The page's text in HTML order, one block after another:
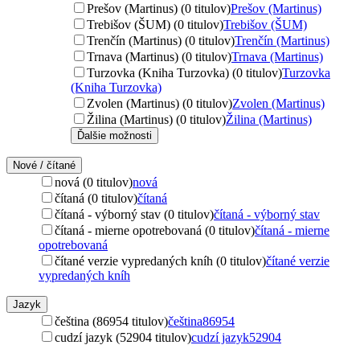
Prešov (Martinus) (0 titulov)Prešov (Martinus)
Trebišov (ŠUM) (0 titulov)Trebišov (ŠUM)
Trenčín (Martinus) (0 titulov)Trenčín (Martinus)
Trnava (Martinus) (0 titulov)Trnava (Martinus)
Turzovka (Kniha Turzovka) (0 titulov)Turzovka
(Kniha Turzovka)
Zvolen (Martinus) (0 titulov)Zvolen (Martinus)
Žilina (Martinus) (0 titulov)Žilina (Martinus)
Ďalšie možnosti
Nové / čítané
nová (0 titulov)nová
čítaná (0 titulov)čítaná
čítaná - výborný stav (0 titulov)čítaná - výborný stav
čítaná - mierne opotrebovaná (0 titulov)čítaná - mierne
opotrebovaná
čítané verzie vypredaných kníh (0 titulov)čítané verzie
vypredaných kníh
Jazyk
čeština (86954 titulov)čeština86954
cudzí jazyk (52904 titulov)cudzí jazyk52904